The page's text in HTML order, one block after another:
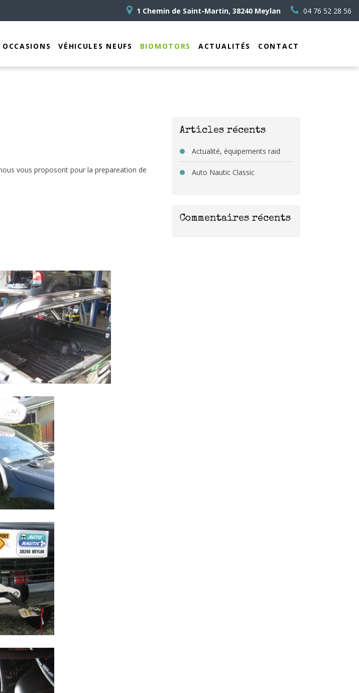
1 Chemin de Saint-Martin, 38240 Meylan 04 76 52 28 56
VÉHICULES NEUFS BIOMOTORS ACTUALITÉS CONTACT
vous proposont pour la prepareation de
Articles récents
Actualité, équipements raid
Auto Nautic Classic
Commentaires récents